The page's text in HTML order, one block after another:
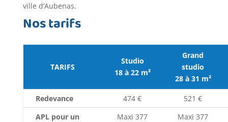
ville d’Aubenas.
Nos tarifs
TARIFS
Studio
18 à 22 m²
Grand
studio
28 à 31 m²
Redevance 474 €
521 €
APL pour un
Maxi 377
Maxi 377